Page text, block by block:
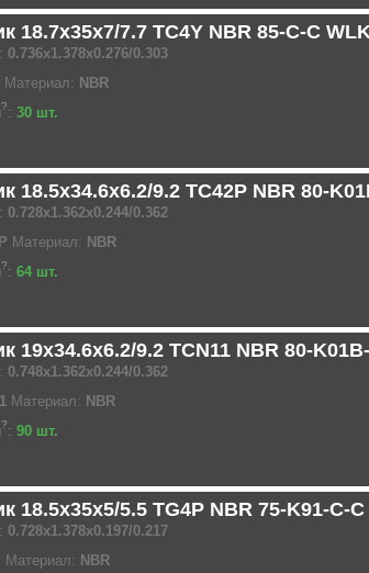
18.7x35x7/7.7 TC4Y NBR 85-C-C
0.736x1.378x0.276/0.303
Материал: NBR
?: 30 шт.
18.5x34.6x6.2/9.2 TC42P NBR 80-
0.728x1.362x0.244/0.362
Материал: NBR
?: 64 шт.
19x34.6x6.2/9.2 TCN11 NBR 80-
0.748x1.362x0.244/0.362
Материал: NBR
?: 90 шт.
18.5x35x5/5.5 TG4P NBR 75-K91-C-
0.728x1.378x0.197/0.217
Материал: NBR